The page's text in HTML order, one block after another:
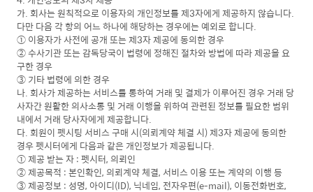
가. 회사는 원칙적으로 이용자의 개인정보를 제3자에게 제공하지 않습니다.
다만 다음 각 항의 어느 하나에 해당하는 경우에는 예외로 합니다.
① 이용자가 사전에 공개 또는 제3자 제공에 동의한 경우
② 수사기관 또는 감독당국이 법령에 정해진 절차와 방법에 따라 제공을 요
구한 경우
③ 기타 법령에 의한 경우
나. 회사가 제공하는 서비스를 통하여 거래 및 결제가 이루어진 경우 거래 당
사자간 원활한 의사소통 및 거래 이행을 위하여 관련된 정보를 필요한 범위
내에서 거래 당사자에게 제공합니다.
다. 회원이 펫시팅 서비스 구매 시(의뢰계약 체결 시) 제3자 제공에 동의한
경우 펫시터에게 다음과 같은 개인정보가 제공됩니다.
① 제공 받는 자 : 펫시터, 의뢰인
② 제공목적 : 본인확인, 의뢰계약 체결, 서비스 이용 또는 계약의 이행 등
③ 제공정보 : 성명, 아이디(ID), 닉네임, 전자우편(e-mail), 이동전화번호,